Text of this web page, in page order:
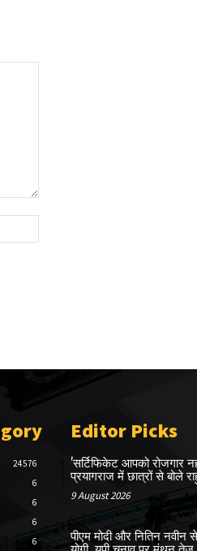
24576
6
6
6
6
Editor Picks
'सर्टिफिकेट आपको रोजगार
प्रयागराज में छात्रों से बोले
9 August 2026
पीएम मोदी और नितिन नवीन